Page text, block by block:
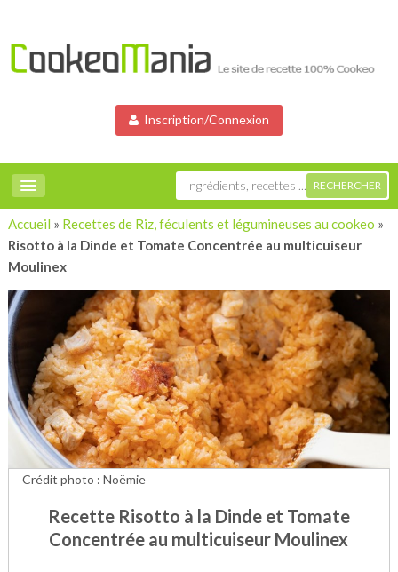
Inscription/Connexion
Accueil » Recettes de Riz, féculents et légumineuses au cookeo »
Risotto à la Dinde et Tomate Concentrée au multicuiseur
Moulinex
Recette Risotto à la Dinde et Tomate
Concentrée au multicuiseur Moulinex
Crédit photo : Noëmie